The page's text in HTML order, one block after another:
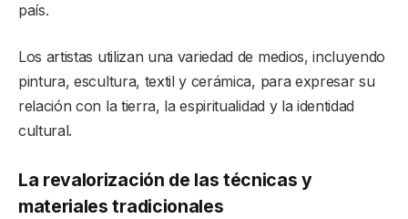
país.
Los artistas utilizan una variedad de medios, incluyendo
pintura, escultura, textil y cerámica, para expresar su
relación con la tierra, la espiritualidad y la identidad
cultural.
La revalorización de las técnicas y
materiales tradicionales